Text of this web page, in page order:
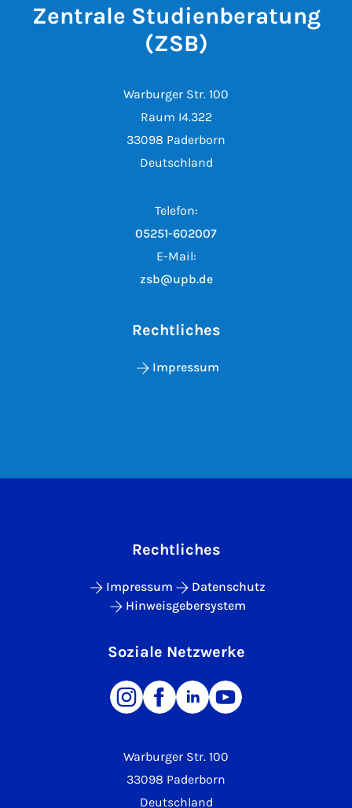
Zentrale Studienberatung
(ZSB)
Warburger Str. 100
Raum I4.322
33098 Paderborn
Deutschland
Telefon:
05251-602007
E-Mail:
zsb@upb.de
Rechtliches
Impressum
Warburger Str. 100
33098 Paderborn
Deutschland
Rechtliches
Impressum
Datenschutz
Hinweisgebersystem
Soziale Netzwerke